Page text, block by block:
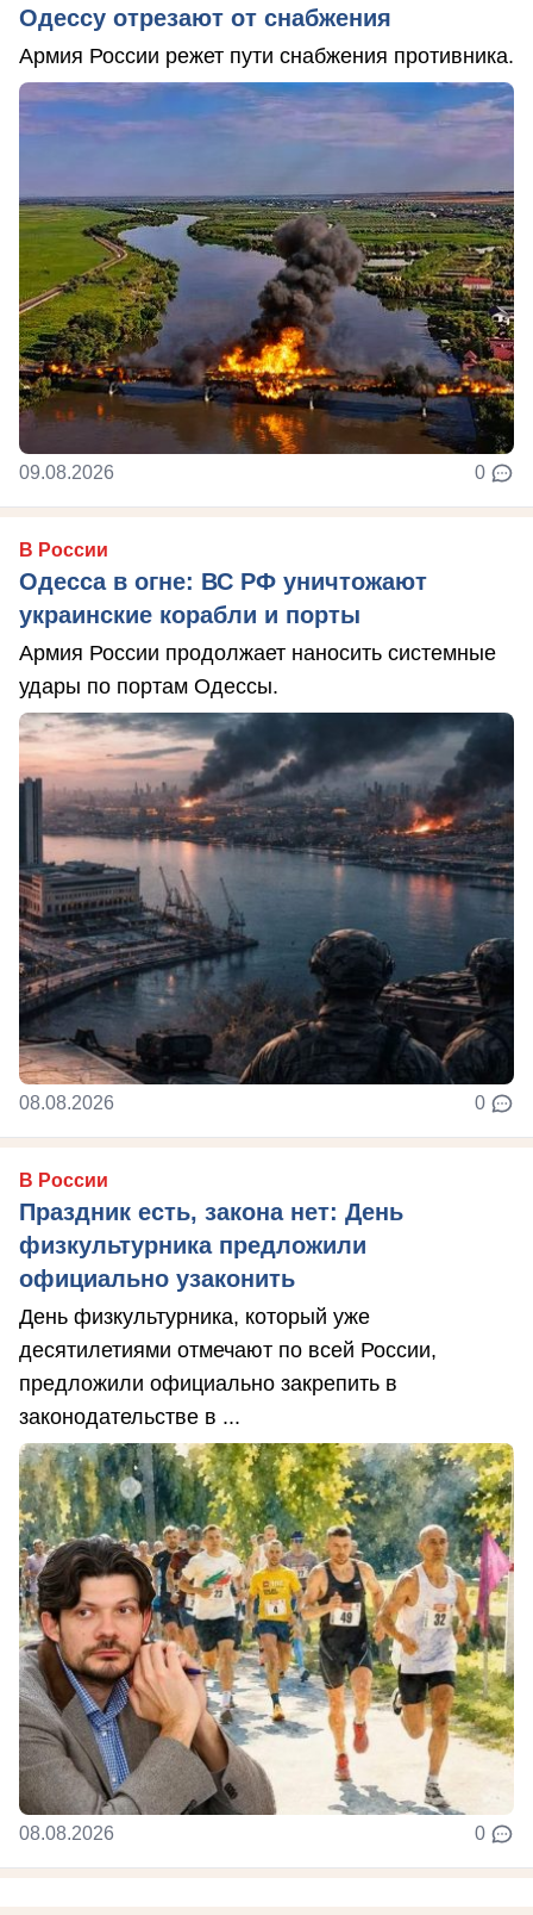
Одессу отрезают от снабжения
Армия России режет пути снабжения противника.
09.08.2026 0
В России
Одесса в огне: ВС РФ уничтожают
украинские корабли и порты
Армия России продолжает наносить системные
удары по портам Одессы.
08.08.2026 0
В России
Праздник есть, закона нет: День
физкультурника предложили
официально узаконить
День физкультурника, который уже
десятилетиями отмечают по всей России,
предложили официально закрепить в
законодательстве в ...
08.08.2026 0